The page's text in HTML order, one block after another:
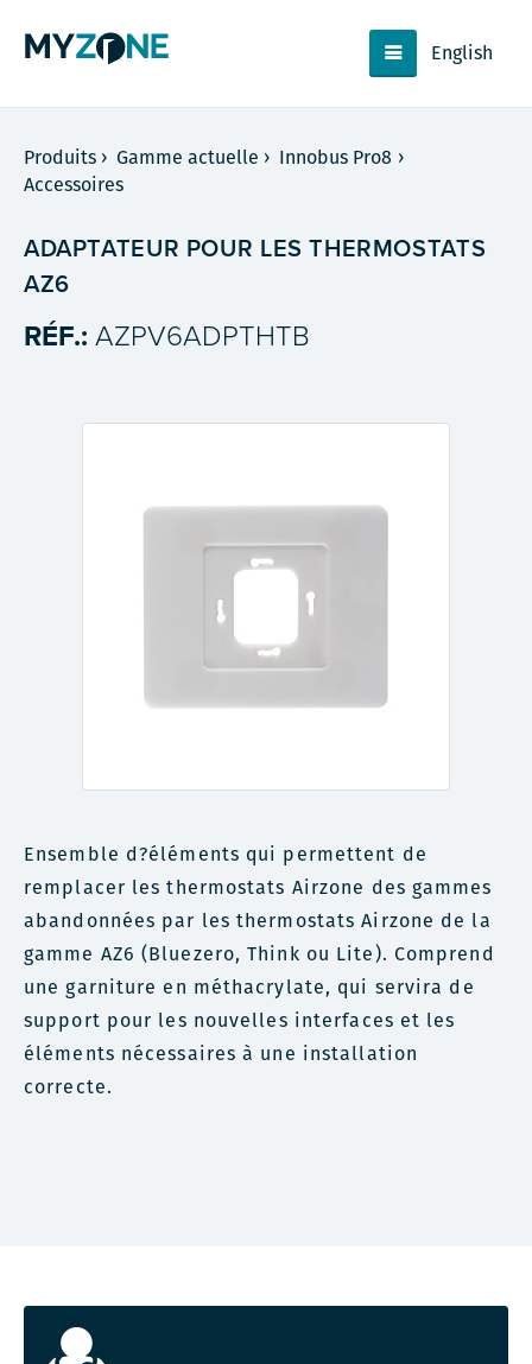
English
Produits › Gamme actuelle › Innobus Pro8 ›
Accessoires
ADAPTATEUR POUR LES THERMOSTATS
AZ6
RÉF.: AZPV6ADPTHTB
Ensemble d?éléments qui permettent de
remplacer les thermostats Airzone des gammes
abandonnées par les thermostats Airzone de la
gamme AZ6 (Bluezero, Think ou Lite). Comprend
une garniture en méthacrylate, qui servira de
support pour les nouvelles interfaces et les
éléments nécessaires à une installation
correcte.